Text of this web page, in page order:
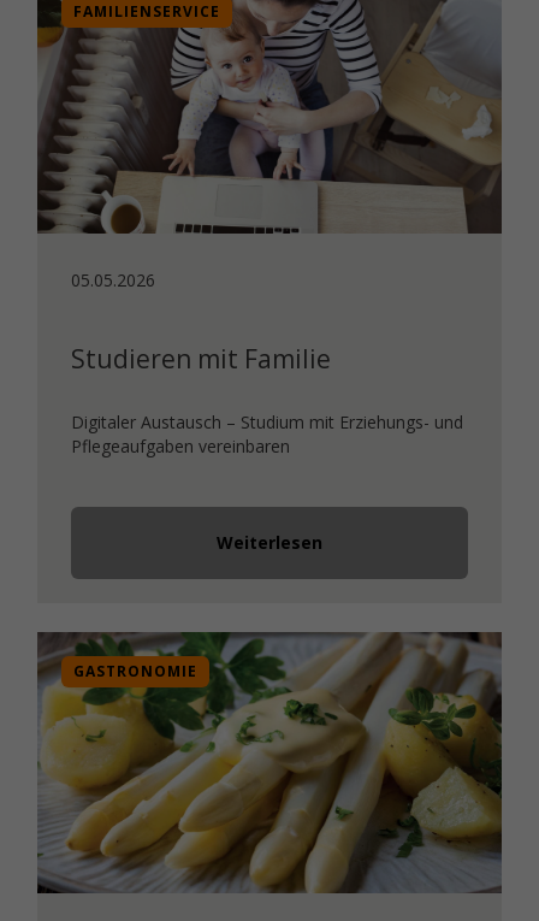
FAMILIENSERVICE
05.05.2026
Studieren mit Familie
Digitaler Austausch – Studium mit Erziehungs- und
Pflegeaufgaben vereinbaren
Weiterlesen
GASTRONOMIE